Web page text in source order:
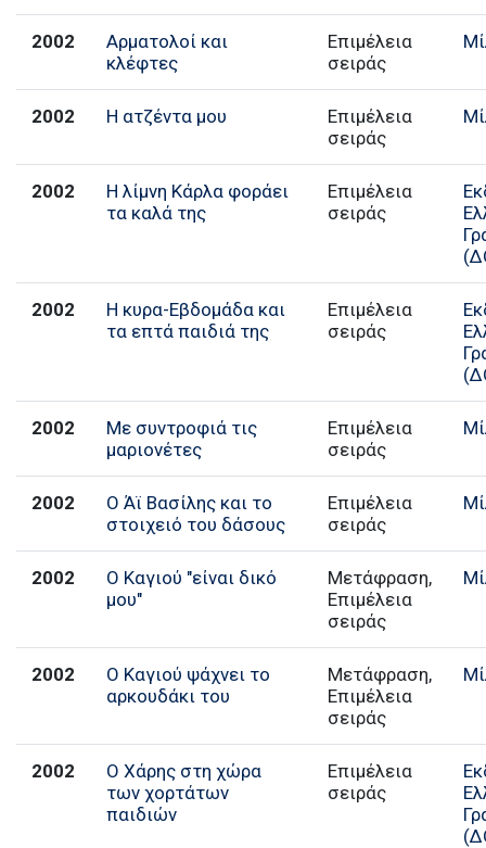
2002
Αρματολοί και
κλέφτες
Επιμέλεια
σειράς
2002 Η ατζέντα μου
Επιμέλεια
σειράς
2002
Η λίμνη Κάρλα φοράει
τα καλά της
Επιμέλεια
σειράς
2002
Η κυρα-Εβδομάδα και
τα επτά παιδιά της
Επιμέλεια
σειράς
2002
Με συντροφιά τις
μαριονέτες
Επιμέλεια
σειράς
2002
Ο Άϊ Βασίλης και το
στοιχειό του δάσους
Επιμέλεια
σειράς
2002
Ο Καγιού "είναι δικό
μου"
Μετάφραση,
Επιμέλεια
σειράς
2002
Ο Καγιού ψάχνει το
αρκουδάκι του
Μετάφραση,
Επιμέλεια
σειράς
2002
Ο Χάρης στη χώρα
των χορτάτων
παιδιών
Επιμέλεια
σειράς